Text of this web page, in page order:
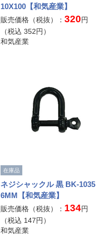
10X100【和気産業】
販売価格（税抜）：320円
（税込352円）
和気産業
在庫品
ネジシャックル 黒 BK-1035
6MM【和気産業】
販売価格（税抜）： 134円
（税込 147円）
和気産業